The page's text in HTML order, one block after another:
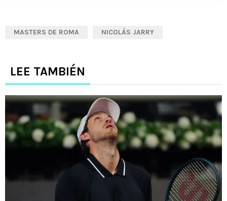
MASTERS DE ROMA NICOLÁS JARRY
LEE TAMBIÉN